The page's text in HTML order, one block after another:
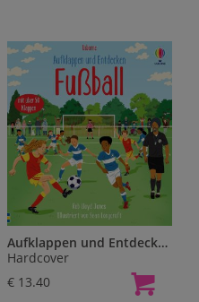
Aufklappen und Entdecken: Fußball
Hardcover
€ 13.40